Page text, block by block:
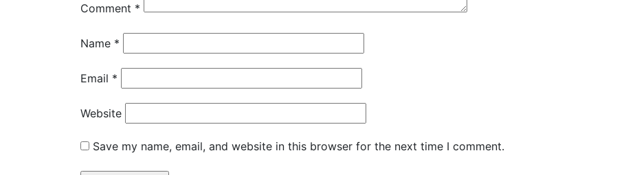
Comment *
Name *
Email *
Website
Save my name, email, and website in this browser for the next time I comment.